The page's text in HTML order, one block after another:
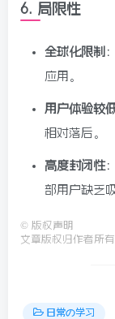
6. 局限性
全球化限制
应用。
用户体验较
相对落后。
高度封闭性
部用户缺乏
© 版权声明
文章版权归作者所
日常の学习